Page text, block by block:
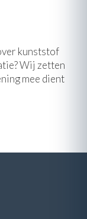
kunststof
Wij zetten
mee dient